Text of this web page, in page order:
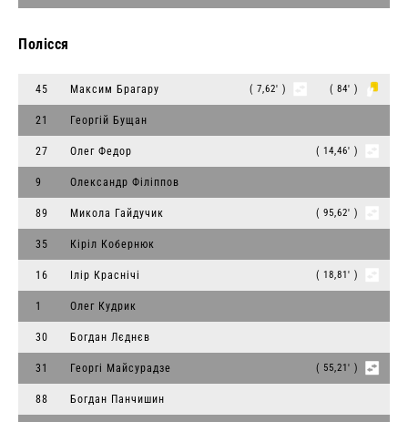
Полісся
45 Максим Брагару ( 7,62' ) ( 84' )
21 Георгій Бущан
27 Олег Федор ( 14,46' )
9 Олександр Філіппов
89 Микола Гайдучик ( 95,62' )
35 Кіріл Кобернюк
16 Ілір Краснічі ( 18,81' )
1 Олег Кудрик
30 Богдан Лєднєв
31 Георгі Майсурадзе ( 55,21' )
88 Богдан Панчишин